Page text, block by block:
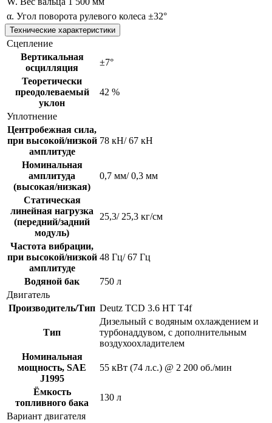
α. Угол поворота рулевого колеса ±32°
Технические характеристики
Сцепление
Вертикальная
осцилляция
±7°
Теоретически
преодолеваемый
уклон
42 %
Уплотнение
Центробежная сила,
при высокой/низкой
амплитуде
78 кН/ 67 кН
Номинальная
амплитуда
(высокая/низкая)
0,7 мм/ 0,3 мм
Статическая
линейная нагрузка
(передний/задний
модуль)
25,3/ 25,3 кг/см
Частота вибрации,
при высокой/низкой
амплитуде
48 Гц/ 67 Гц
Водяной бак
750 л
Двигатель
Производитель/Тип Deutz TCD 3.6 HT T4f
Тип
Дизельный с водяным охлаждением и
турбонаддувом, с дополнительным
воздухоохладителем
Номинальная
мощность, SAE
J1995
55 кВт (74 л.с.) @ 2 200 об./мин
Ёмкость
топливного бака
130 л
Вариант двигателя